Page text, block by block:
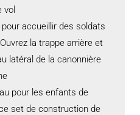
vol
pour accueillir des soldats
la trappe arrière et
latéral de la canonnière
pour les enfants de
set de construction de